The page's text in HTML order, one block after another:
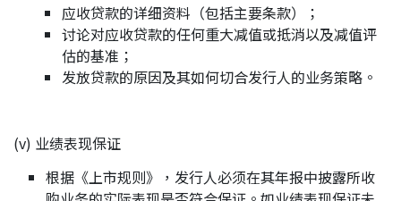
应收贷款的详细资料（包括主要条款）；
讨论对应收贷款的任何重大减值或抵消以及减值评
估的基准；
发放贷款的原因及其如何切合发行人的业务策略。
(v) 业绩表现保证
根据《上市规则》，发行人必须在其年报中披露所收